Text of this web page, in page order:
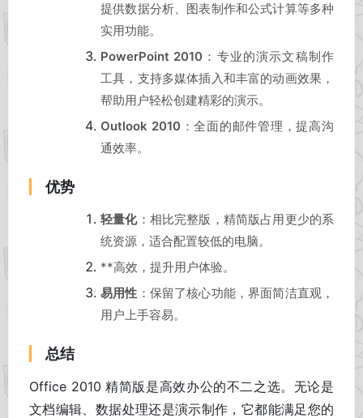
提供数据分析、图表制作和公式计算等多种
实用功能。
PowerPoint 2010 ：专业的演示文稿制作
工具，支持多媒体插入和丰富的动画效果，
帮助用户轻松创建精彩的演示。
Outlook 2010：全面的邮件管理，提高沟
通效率。
优势
轻量化：相比完整版，精简版占用更少的系
统资源，适合配置较低的电脑。
**高效，提升用户体验。
易用性 ：保留了核心功能，界面简洁直观，
用户上手容易。
总结
Office 2010 精简版是高效办公的不二之选。无论是
文档编辑、数据处理还是演示制作，它都能满足您的